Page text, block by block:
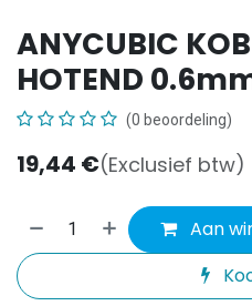
ANYCUBIC
HOTEND
(0 beoordeling)
19,44 €(Exclusief btw)
Aan